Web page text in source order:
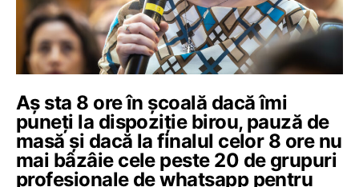
Aș sta 8 ore în școală dacă îmi
puneți la dispoziție birou, pauză de
masă și dacă la finalul celor 8 ore nu
mai bâzâie cele peste 20 de grupuri
profesionale de whatsapp pentru